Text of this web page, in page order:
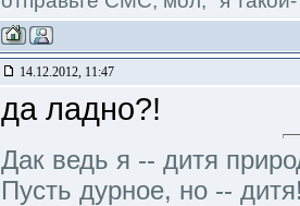
14.12.2012, 11:47
да ладно?!
Дак ведь я -- дитя
Пусть дурное, но --